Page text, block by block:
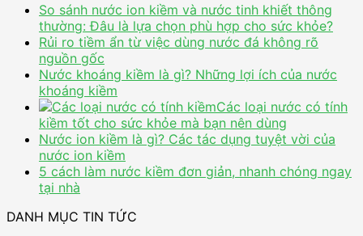
So sánh nước ion kiềm và nước tinh khiết thông
thường: Đâu là lựa chọn phù hợp cho sức khỏe?
Rủi ro tiềm ẩn từ việc dùng nước đá không rõ
nguồn gốc
Nước khoáng kiềm là gì? Những lợi ích của nước
khoáng kiềm
Các loại nước có tính
kiềm tốt cho sức khỏe mà bạn nên dùng
Nước ion kiềm là gì? Các tác dụng tuyệt vời của
nước ion kiềm
5 cách làm nước kiềm đơn giản, nhanh chóng ngay
tại nhà
DANH MỤC TIN TỨC